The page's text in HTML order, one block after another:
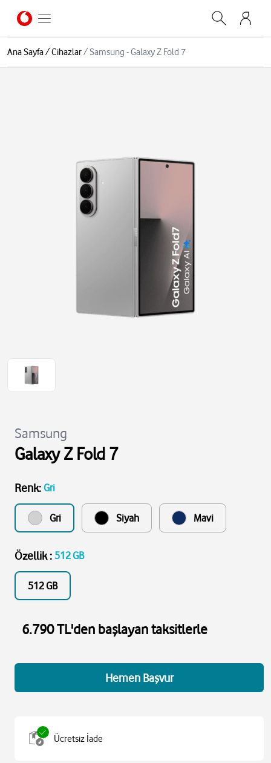
Ana Sayfa/Cihazlar/Samsung - Galaxy Z Fold 7
Samsung
Galaxy Z Fold 7
Renk: Gri
Gri Siyah Mavi
Özellik: 512 GB
512 GB
6.790 TL'den başlayan taksitlerle
Hemen Başvur
Ücretsiz İade